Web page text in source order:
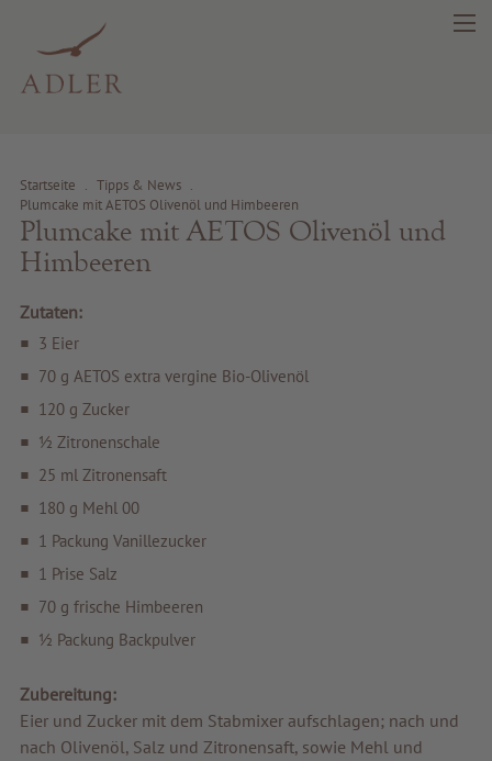
search DE IT EN
Gesundheit
Tipps & News
Startseite . Tipps & News .
Plumcake mit AETOS Olivenöl und Himbeeren
Plumcake mit AETOS Olivenöl und
Himbeeren
Zutaten:
3 Eier
70 g AETOS extra vergine Bio-Olivenöl
120 g Zucker
½ Zitronenschale
25 ml Zitronensaft
180 g Mehl 00
1 Packung Vanillezucker
1 Prise Salz
70 g frische Himbeeren
½ Packung Backpulver
Zubereitung:
Eier und Zucker mit dem Stabmixer aufschlagen; nach und
nach Olivenöl, Salz und Zitronensaft, sowie Mehl und